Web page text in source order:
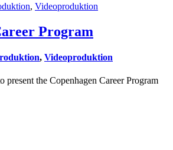
, Videoproduktion
Program
, Videoproduktion
present the Copenhagen Career Program